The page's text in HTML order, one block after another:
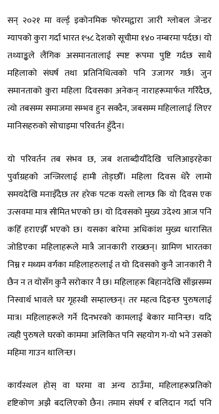
सन् २०२१ मा वर्ल्ड् इकोनमिक फोरमद्वारा जारी ग्लोबल जेन्डर
ग्यापको कुरा गर्दा भारत १५८ देशको सूचीमा १४० नम्बरमा पर्दछ। यो
तथ्याङ्कले लैंगिक असमानतालाई स्पष्ट रूपमा पुष्टि गर्दछ साथै
महिलाको संघर्ष तथा प्रतिनिधित्वको पनि उजागर गर्छ। जुन
समानताको कुरा महिला दिवसका अनेकन् नाराहरूमार्फत गरिँदैछ,
त्यो तबसम्म समाजमा सम्भव हुन सक्दैन, जबसम्म महिलालाई लिएर
मानिसहरुको सोचाइमा परिवर्तन हुँदैन।
यो परिवर्तन तब संभव छ, जब शताब्दीयौँदेखि चलिआइरहेका
पुर्वाग्रहको जन्जिरलाई हामी तोड्छौँ। महिला दिवस धेरै लामो
समयदेखि मनाइँदैछ तर हरेक पटक यस्तो लाग्छ कि यो दिवस एक
उत्सवमा मात्र सीमित भएको छ। यो दिवसको मुख्य उदेश्य आज पनि
कहिँ हराएझैँ भएको छ। यसका बारेमा अधिकांश मुख्य धारासित
जोडिएका महिलाहरूले मात्रै जानकारी राख्छन्। ग्रामिण भारतका
निम्न र मध्यम वर्गका महिलाहरुलाई त यो दिवसको कुनै जानकारी नै
छैन न त योसँग कुनै सरोकार नै छ। महिलाहरू बिहानदेखि साँझसम्म
निस्वार्थ भावले घर गृहस्थी सम्हाल्छन्। तर महत्व दिइन्छ पुरुषलाई
मात्र। महिलाहरूले गर्ने दिनभरको कामलाई बेकार मानिन्छ। यदि
त्यही पुरुषले घरको काममा अलिकित पनि सहयोग ग-यो भने उसको
महिमा गाउन थालिन्छ।
कार्यस्थल होस् वा घरमा वा अन्य ठाउँमा, महिलाहरूप्रतिको
दृष्टिकोण अझै बदलिएको छैन। तमाम संघर्ष र बलिदान गर्दा पनि